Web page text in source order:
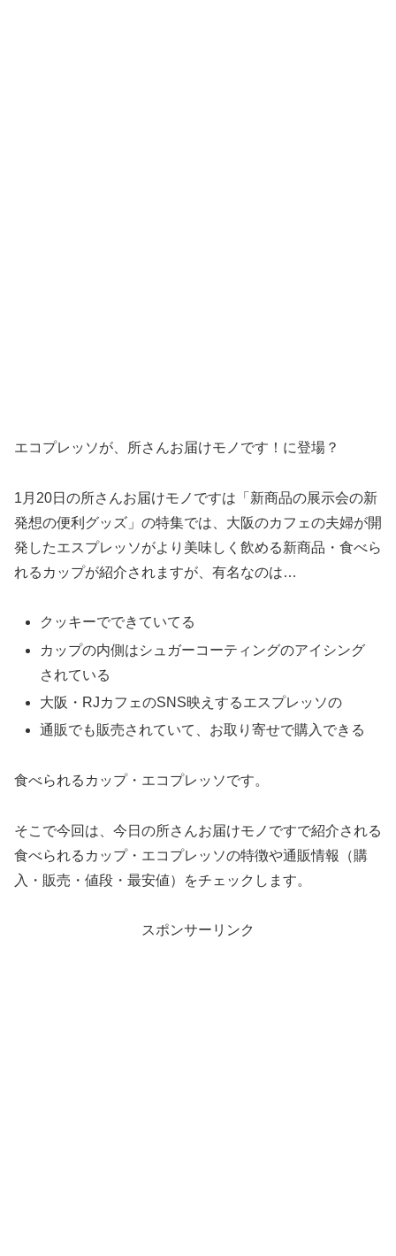
エコプレッソが、所さんお届けモノです！に登場？
1月20日の所さんお届けモノですは「新商品の展示会の新
発想の便利グッズ」の特集では、大阪のカフェの夫婦が開
発したエスプレッソがより美味しく飲める新商品・食べら
れるカップが紹介されますが、有名なのは…
クッキーでできていてる
カップの内側はシュガーコーティングのアイシング
されている
大阪・RJカフェのSNS映えするエスプレッソの
通販でも販売されていて、お取り寄せで購入できる
食べられるカップ・エコプレッソです。
そこで今回は、今日の所さんお届けモノですで紹介される
食べられるカップ・エコプレッソの特徴や通販情報（購
入・販売・値段・最安値）をチェックします。
スポンサーリンク